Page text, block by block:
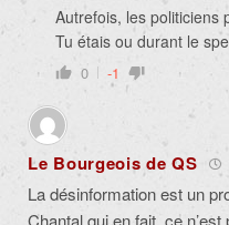
Autrefois, les politiciens
Tu étais ou durant le
0 -1
Le Bourgeois de QS
La désinformation est un
Chantal qui en fait, ce